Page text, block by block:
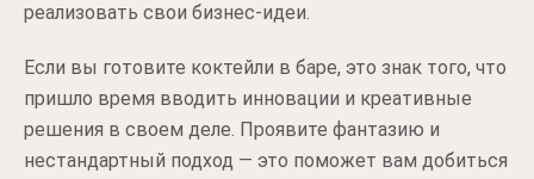
реализовать свои бизнес-идеи.
Если вы готовите коктейли в баре, это знак того, что
пришло время вводить инновации и креативные
решения в своем деле. Проявите фантазию и
нестандартный подход — это поможет вам добиться